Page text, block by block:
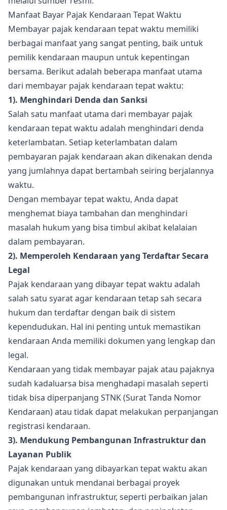
Manfaat Bayar Pajak Kendaraan Tepat Waktu
Membayar pajak kendaraan tepat waktu memiliki
berbagai manfaat yang sangat penting, baik untuk
pemilik kendaraan maupun untuk kepentingan
bersama. Berikut adalah beberapa manfaat utama
dari membayar pajak kendaraan tepat waktu:
1). Menghindari Denda dan Sanksi
Salah satu manfaat utama dari membayar pajak
kendaraan tepat waktu adalah menghindari denda
keterlambatan. Setiap keterlambatan dalam
pembayaran pajak kendaraan akan dikenakan denda
yang jumlahnya dapat bertambah seiring berjalannya
waktu.
Dengan membayar tepat waktu, Anda dapat
menghemat biaya tambahan dan menghindari
masalah hukum yang bisa timbul akibat kelalaian
dalam pembayaran.
2). Memperoleh Kendaraan yang Terdaftar Secara
Legal
Pajak kendaraan yang dibayar tepat waktu adalah
salah satu syarat agar kendaraan tetap sah secara
hukum dan terdaftar dengan baik di sistem
kependudukan. Hal ini penting untuk memastikan
kendaraan Anda memiliki dokumen yang lengkap dan
legal.
Kendaraan yang tidak membayar pajak atau pajaknya
sudah kadaluarsa bisa menghadapi masalah seperti
tidak bisa diperpanjang STNK (Surat Tanda Nomor
Kendaraan) atau tidak dapat melakukan perpanjangan
registrasi kendaraan.
3). Mendukung Pembangunan Infrastruktur dan
Layanan Publik
Pajak kendaraan yang dibayarkan tepat waktu akan
digunakan untuk mendanai berbagai proyek
pembangunan infrastruktur, seperti perbaikan jalan